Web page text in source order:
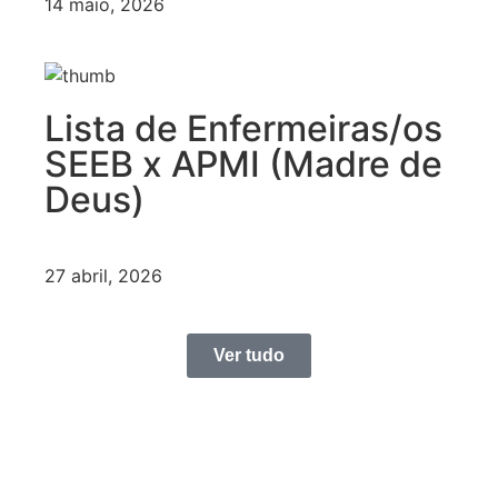
14 maio, 2026
Lista de Enfermeiras/os
SEEB x APMI (Madre de
Deus)
27 abril, 2026
Ver tudo